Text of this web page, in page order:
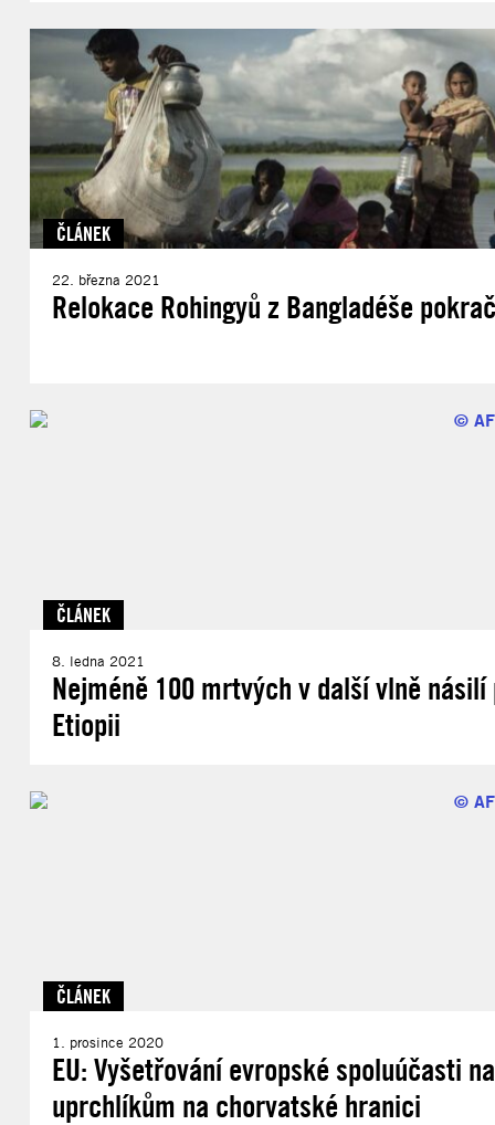
ČLÁNEK
22. března 2021
Relokace Rohingyů z Bangladéše
ČLÁNEK
8. ledna 2021
Nejméně 100 mrtvých v další vlně
Etiopii
ČLÁNEK
1. prosince 2020
EU: Vyšetřování evropské spoluúčasti
uprchlíkům na chorvatské hranici